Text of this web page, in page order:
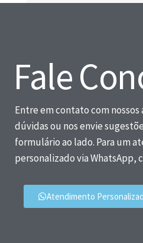
Fale
Entre em contato com nossos
dúvidas ou nos envie
formulário ao lado. Para um
personalizado via WhatsApp,
Atendimento